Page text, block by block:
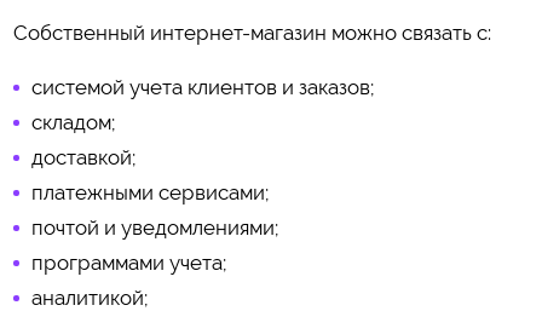
Собственный интернет-магазин можно связать с:
системой учета клиентов и заказов;
складом;
доставкой;
платежными сервисами;
почтой и уведомлениями;
программами учета;
аналитикой;